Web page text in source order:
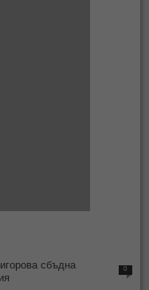
сбъдна
0